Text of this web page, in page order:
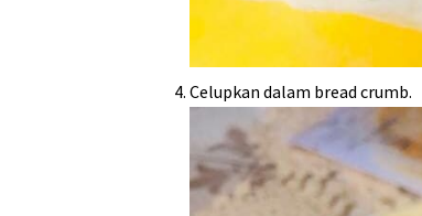
Celupkan dalam bread crumb.